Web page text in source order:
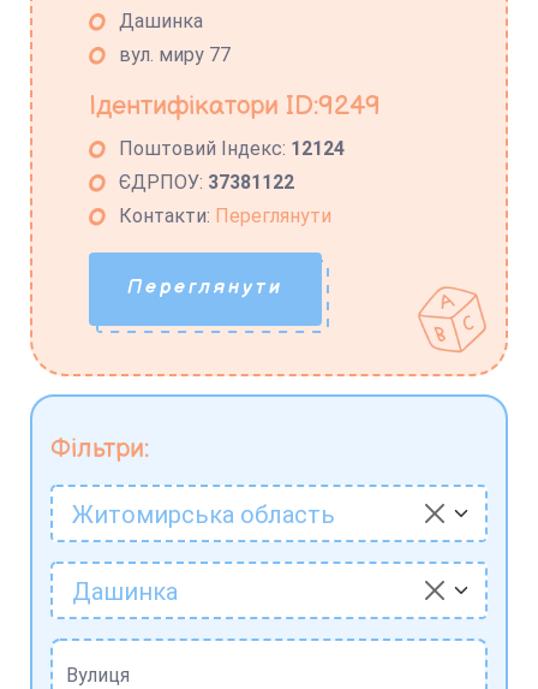
Фільтри:
Житомирська область
Дашинка
Вулиця
Дашинка
вул. миру 77
Ідентифікатори ID:9249
Поштовий Індекс: 12124
ЄДРПОУ: 37381122
Контакти: Переглянути
Переглянути